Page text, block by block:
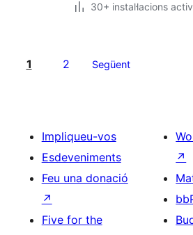
30+ instal·lacions
1 2 Següent
Impliqueu-vos
Esdeveniments
Feu una donació
↗
Five for the
↗